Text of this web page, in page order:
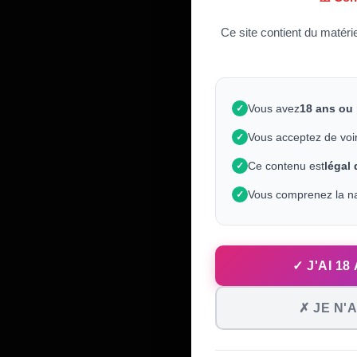
Ce site contient du
✓ Vous avez18 ans ou
✓ Vous acceptez de
✓ Ce contenu estlégal
✓ Vous comprenez la
✓ J'AI 18
✗ JE